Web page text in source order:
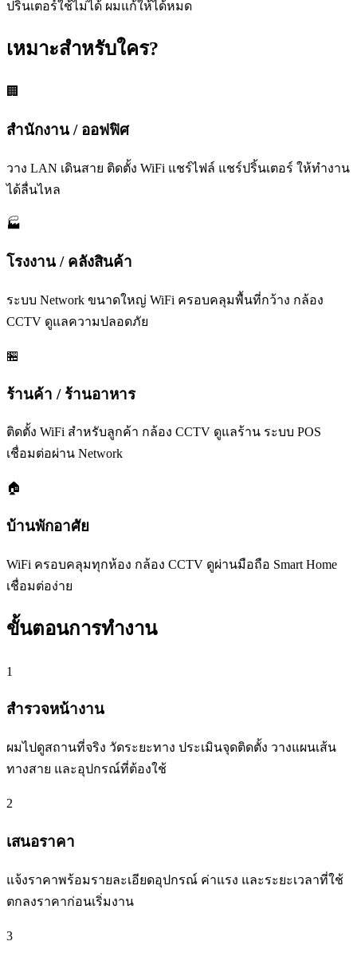
ปริ้นเตอร์ใช้ไม่ได้ ผมแก้ให้ได้หมด
เหมาะสำหรับใคร?
🏢
สำนักงาน / ออฟฟิศ
วาง LAN เดินสาย ติดตั้ง WiFi แชร์ไฟล์ แชร์ปริ้นเตอร์ ให้ทำงาน
ได้ลื่นไหล
🏭
โรงงาน / คลังสินค้า
ระบบ Network ขนาดใหญ่ WiFi ครอบคลุมพื้นที่กว้าง กล้อง
CCTV ดูแลความปลอดภัย
🏪
ร้านค้า / ร้านอาหาร
ติดตั้ง WiFi สำหรับลูกค้า กล้อง CCTV ดูแลร้าน ระบบ POS
เชื่อมต่อผ่าน Network
🏠
บ้านพักอาศัย
WiFi ครอบคลุมทุกห้อง กล้อง CCTV ดูผ่านมือถือ Smart Home
เชื่อมต่อง่าย
ขั้นตอนการทำงาน
1
สำรวจหน้างาน
ผมไปดูสถานที่จริง วัดระยะทาง ประเมินจุดติดตั้ง วางแผนเส้น
ทางสาย และอุปกรณ์ที่ต้องใช้
2
เสนอราคา
แจ้งราคาพร้อมรายละเอียดอุปกรณ์ ค่าแรง และระยะเวลาที่ใช้
ตกลงราคาก่อนเริ่มงาน
3